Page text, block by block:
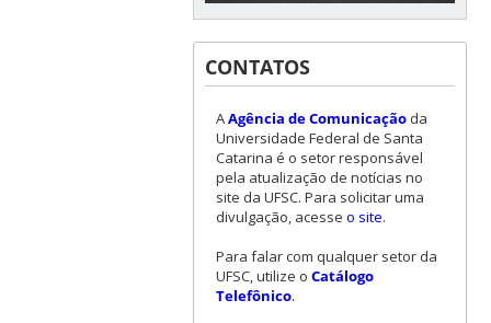
CONTATOS
AAgência de Comunicaçãoda
Universidade Federal de Santa
Catarina é o setor responsável
pela atualização de notícias no
site da UFSC. Para solicitar uma
divulgação, acesse o site.
Para falar com qualquer setor da
UFSC, utilize o Catálogo
Telefônico.